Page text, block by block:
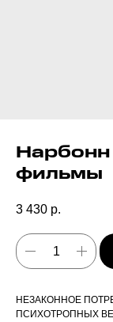
Нарбонн
фильмы
3 430 р.
НЕЗАКОННОЕ
ПСИХОТРОПНЫХ